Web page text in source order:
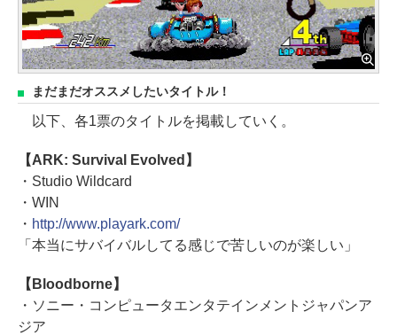
まだまだオススメしたいタイトル！
以下、各1票のタイトルを掲載していく。
【ARK: Survival Evolved】
・Studio Wildcard
・WIN
・ http://www.playark.com/
「本当にサバイバルしてる感じで苦しいのが楽しい」
【Bloodborne】
・ソニー・コンピュータエンタテインメントジャパンア
ジア